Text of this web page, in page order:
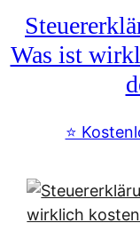
&
f
r
e
u
s
a
h
g
s
y
Was ist
⭐️